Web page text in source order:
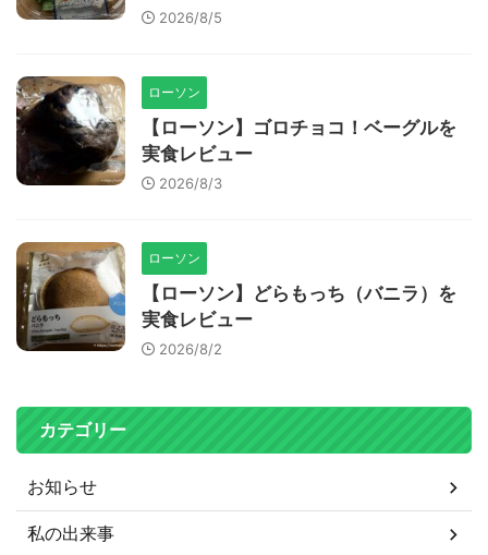
2026/8/5
ローソン
【ローソン】ゴロチョコ！ベーグルを
実食レビュー
2026/8/3
ローソン
【ローソン】どらもっち（バニラ）を
実食レビュー
2026/8/2
カテゴリー
お知らせ
私の出来事